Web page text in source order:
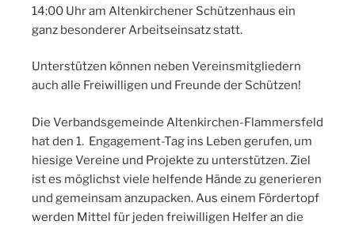
14:00 Uhr am Altenkirchener Schützenhaus ein
ganz besonderer Arbeitseinsatz statt.
Unterstützen können neben Vereinsmitgliedern
auch alle Freiwilligen und Freunde der Schützen!
Die Verbandsgemeinde Altenkirchen-Flammersfeld
hat den 1. Engagement-Tag ins Leben gerufen, um
hiesige Vereine und Projekte zu unterstützen. Ziel
ist es möglichst viele helfende Hände zu generieren
und gemeinsam anzupacken. Aus einem Fördertopf
werden Mittel für jeden freiwilligen Helfer an die